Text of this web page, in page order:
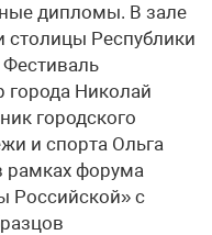
дипломы. В зале
столицы Республики
города Николай
городского
и спорта Ольга
рамках форума
Российской» с